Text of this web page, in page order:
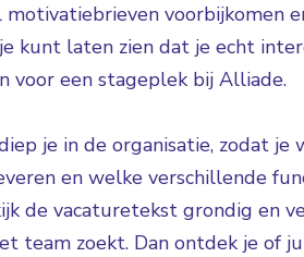
motivatiebrieven voorbijkomen
kunt laten zien dat je echt
voor een stageplek bij Alliade.
je in de organisatie, zodat
en welke verschillende
de vacaturetekst grondig en
team zoekt. Dan ontdek je of